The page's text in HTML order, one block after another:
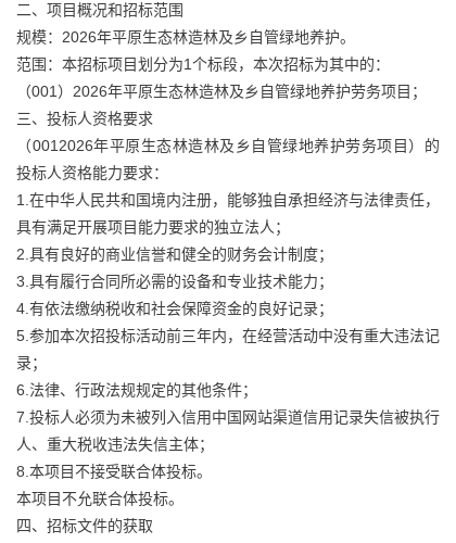
二、项目概况和招标范围
规模：2026年平原生态林造林及乡自管绿地养护。
范围：本招标项目划分为1个标段，本次招标为其中的：
（001）2026年平原生态林造林及乡自管绿地养护劳务项目；
三、投标人资格要求
（0012026年平原生态林造林及乡自管绿地养护劳务项目）的
投标人资格能力要求：
1.在中华人民共和国境内注册，能够独自承担经济与法律责任，
具有满足开展项目能力要求的独立法人；
2.具有良好的商业信誉和健全的财务会计制度；
3.具有履行合同所必需的设备和专业技术能力；
4.有依法缴纳税收和社会保障资金的良好记录；
5.参加本次招投标活动前三年内，在经营活动中没有重大违法记
录；
6.法律、行政法规规定的其他条件；
7.投标人必须为未被列入信用中国网站渠道信用记录失信被执行
人、重大税收违法失信主体；
8.本项目不接受联合体投标。
本项目不允联合体投标。
四、招标文件的获取